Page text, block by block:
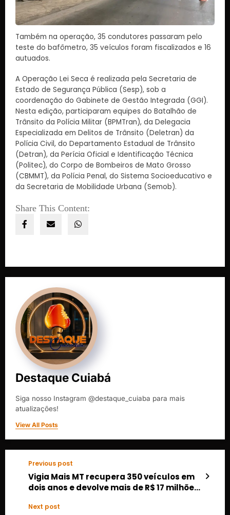
Também na operação, 35 condutores passaram pelo
teste do bafômetro, 35 veículos foram fiscalizados e 16
autuados.
A Operação Lei Seca é realizada pela Secretaria de
Estado de Segurança Pública (Sesp), sob a
coordenação do Gabinete de Gestão Integrada (GGI).
Nesta edição, participaram equipes do Batalhão de
Trânsito da Polícia Militar (BPMTran), da Delegacia
Especializada em Delitos de Trânsito (Deletran) da
Polícia Civil, do Departamento Estadual de Trânsito
(Detran), da Perícia Oficial e Identificação Técnica
(Politec), do Corpo de Bombeiros de Mato Grosso
(CBMMT), da Polícia Penal, do Sistema Socioeducativo e
da Secretaria de Mobilidade Urbana (Semob).
Share This Content:
Destaque Cuiabá
Siga nosso Instagram @destaque_cuiaba para mais
atualizações!
View All Posts
Previous post
Vigia Mais MT recupera 350 veículos em
dois anos e devolve mais de R$ 17 milhões
Next post